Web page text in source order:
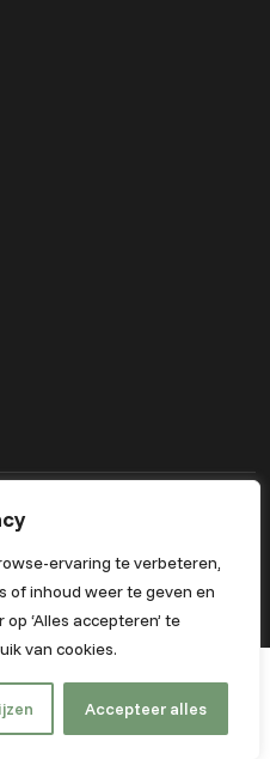
ervaring te verbeteren,
of inhoud weer te geven en
‘Alles accepteren’ te
van cookies.
Accepteer alles